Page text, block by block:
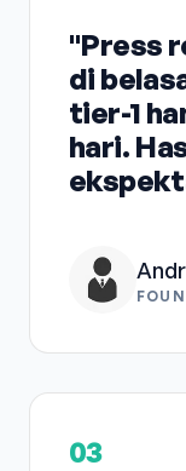
"Press
di
tier-1
hari.
03